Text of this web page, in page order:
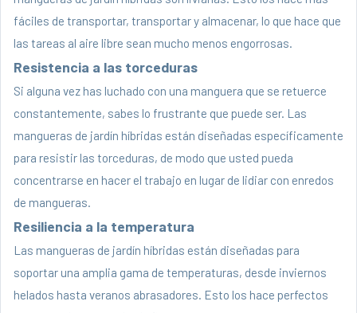
fáciles de transportar, transportar y almacenar, lo que hace que
las tareas al aire libre sean mucho menos engorrosas.
Resistencia a las torceduras
Si alguna vez has luchado con una manguera que se retuerce
constantemente, sabes lo frustrante que puede ser. Las
mangueras de jardín híbridas están diseñadas específicamente
para resistir las torceduras, de modo que usted pueda
concentrarse en hacer el trabajo en lugar de lidiar con enredos
de mangueras.
Resiliencia a la temperatura
Las mangueras de jardín híbridas están diseñadas para
soportar una amplia gama de temperaturas, desde inviernos
helados hasta veranos abrasadores. Esto los hace perfectos